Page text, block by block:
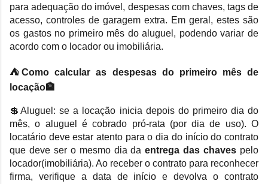
para adequação do imóvel, despesas com chaves, tags de
acesso, controles de garagem extra. Em geral, estes são
os gastos no primeiro mês do aluguel, podendo variar de
acordo com o locador ou imobiliária.
⛺Como calcular as despesas do primeiro mês de
locação🏦
💲Aluguel: se a locação inicia depois do primeiro dia do
mês, o aluguel é cobrado pró-rata (por dia de uso). O
locatário deve estar atento para o dia do início do contrato
que deve ser o mesmo dia da entrega das chaves pelo
locador(imobiliária). Ao receber o contrato para reconhecer
firma, verifique a data de início e devolva o contrato